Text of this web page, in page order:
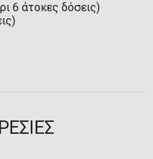
6 άτοκες δόσεις)